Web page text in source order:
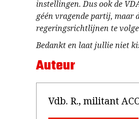
instellingen. Dus ook de
géén vragende partij, maar
regeringsrichtlijnen te
Bedankt en laat jullie niet
Auteur
Vdb. R., militant